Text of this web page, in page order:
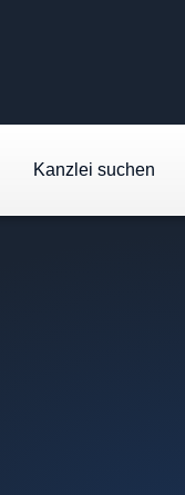
Kanzlei suchen